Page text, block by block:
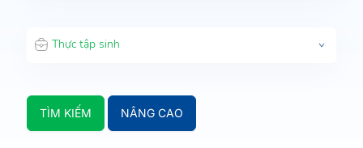
Thực tập sinh
TÌM KIẾM NÂNG CAO